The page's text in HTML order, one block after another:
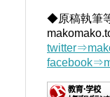
◆原稿執筆